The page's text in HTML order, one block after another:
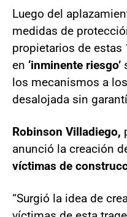
Luego del
medidas de
propietarios de
en ‘inminente riesgo’
los mecanismos a
desalojada sin
Robinson Villadiego,
anunció la creación
víctimas de
“Surgió la idea de